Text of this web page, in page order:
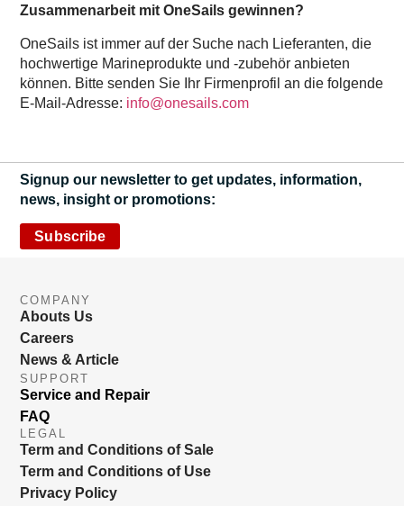
Zusammenarbeit mit OneSails gewinnen?
OneSails ist immer auf der Suche nach Lieferanten, die
hochwertige Marineprodukte und -zubehör anbieten
können. Bitte senden Sie Ihr Firmenprofil an die folgende
E-Mail-Adresse: info@onesails.com
Signup our newsletter to get updates, information,
news, insight or promotions:
Subscribe
COMPANY
Abouts Us
Careers
News & Article
SUPPORT
Service and Repair
FAQ
LEGAL
Term and Conditions of Sale
Term and Conditions of Use
Privacy Policy